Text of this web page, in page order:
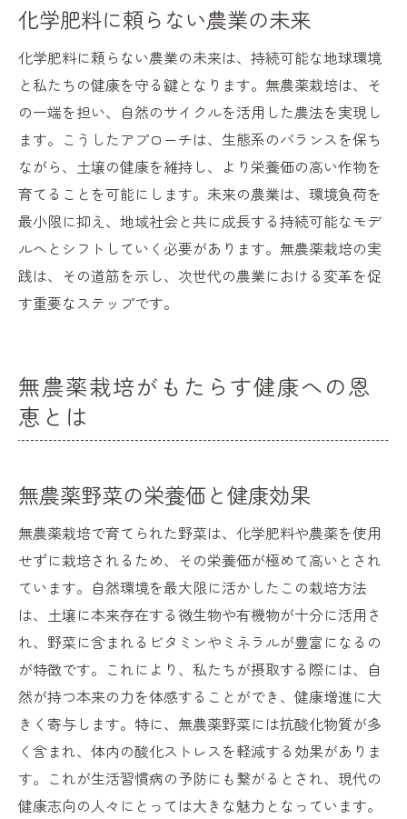
化学肥料に頼らない農業の未来
化学肥料に頼らない農業の未来は、持続可能な地球環境
と私たちの健康を守る鍵となります。無農薬栽培は、そ
の一端を担い、自然のサイクルを活用した農法を実現し
ます。こうしたアプローチは、生態系のバランスを保ち
ながら、土壌の健康を維持し、より栄養価の高い作物を
育てることを可能にします。未来の農業は、環境負荷を
最小限に抑え、地域社会と共に成長する持続可能なモデ
ルへとシフトしていく必要があります。無農薬栽培の実
践は、その道筋を示し、次世代の農業における変革を促
す重要なステップです。
無農薬栽培がもたらす健康への恩
恵とは
無農薬野菜の栄養価と健康効果
無農薬栽培で育てられた野菜は、化学肥料や農薬を使用
せずに栽培されるため、その栄養価が極めて高いとされ
ています。自然環境を最大限に活かしたこの栽培方法
は、土壌に本来存在する微生物や有機物が十分に活用さ
れ、野菜に含まれるビタミンやミネラルが豊富になるの
が特徴です。これにより、私たちが摂取する際には、自
然が持つ本来の力を体感することができ、健康増進に大
きく寄与します。特に、無農薬野菜には抗酸化物質が多
く含まれ、体内の酸化ストレスを軽減する効果がありま
す。これが生活習慣病の予防にも繋がるとされ、現代の
健康志向の人々にとっては大きな魅力となっています。